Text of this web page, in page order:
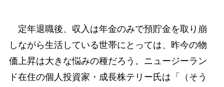
定年退職後、収入は年金のみで預貯金を取り崩
しながら生活している世帯にとっては、昨今の物
価上昇は大きな悩みの種だろう。ニュージーラン
ド在住の個人投資家・成長株テリー氏は「（そう